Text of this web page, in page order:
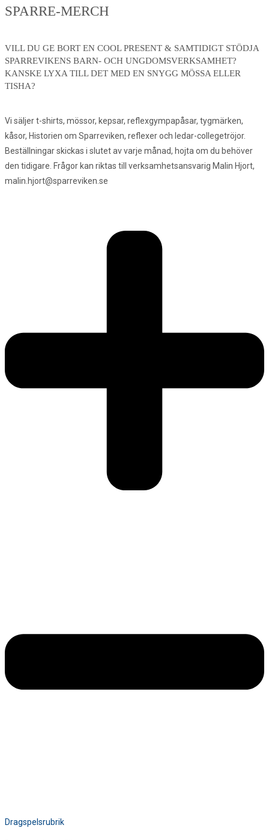
SPARRE-MERCH
VILL DU GE BORT EN COOL PRESENT & SAMTIDIGT STÖDJA
SPARREVIKENS BARN- OCH UNGDOMSVERKSAMHET?
KANSKE LYXA TILL DET MED EN SNYGG MÖSSA ELLER
TISHA?
Vi säljer t-shirts, mössor, kepsar, reflexgympapåsar, tygmärken,
kåsor, Historien om Sparreviken, reflexer och ledar-collegetröjor.
Beställningar skickas i slutet av varje månad, hojta om du behöver
den tidigare. Frågor kan riktas till verksamhetsansvarig Malin Hjort,
malin.hjort@sparreviken.se
Dragspelsrubrik